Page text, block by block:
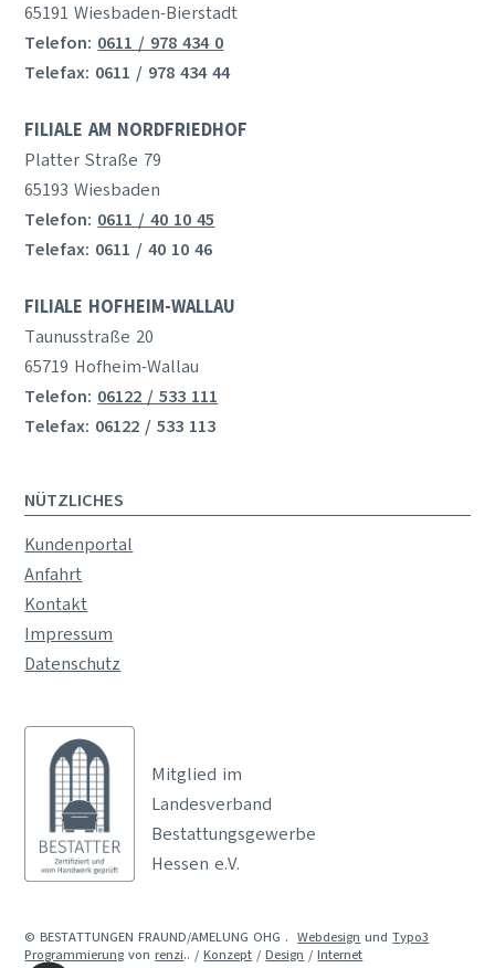
65191 Wiesbaden-Bierstadt
Telefon:0611 / 978 434 0
Telefax: 0611 / 978 434 44
FILIALE AM NORDFRIEDHOF
Platter Straße 79
65193 Wiesbaden
Telefon:0611 / 40 10 45
Telefax: 0611 / 40 10 46
FILIALE HOFHEIM-WALLAU
Taunusstraße 20
65719 Hofheim-Wallau
Telefon:06122 / 533 111
Telefax: 06122 / 533 113
NÜTZLICHES
Kundenportal
Anfahrt
Kontakt
Impressum
Datenschutz
Mitglied im
Landesverband
Bestattungsgewerbe
Hessen e.V.
© BESTATTUNGEN FRAUND/AMELUNG OHG .Webdesign undTypo3
Programmierung vonrenzi.. /Konzept /Design /Internet